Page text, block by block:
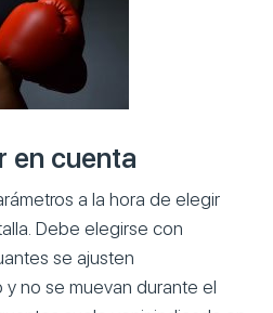
en cuenta
a la hora de elegir
Debe elegirse con
se ajusten
no se muevan durante el